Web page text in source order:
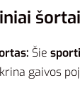
Šie
gaivos